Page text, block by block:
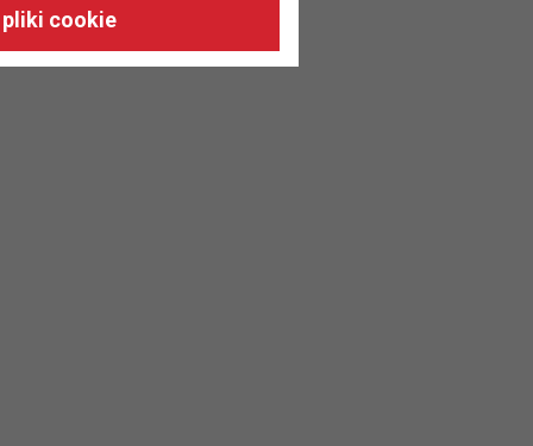
odpowiadać Twoim
je na nasze zlecenie,
danych na podstawie
oparciu o stosowną podstawę
cookie